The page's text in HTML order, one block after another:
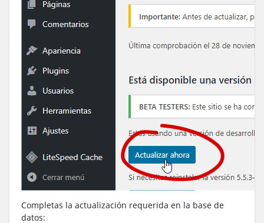
Completas la actualización requerida en la base de
datos: